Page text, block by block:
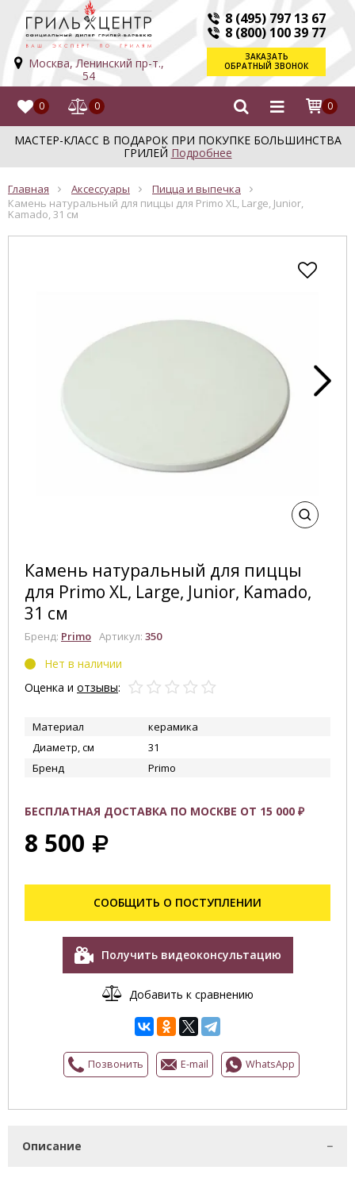
Москва, Ленинский пр-т.,
54
8 (495) 797 13 67
8 (800) 100 39 77
ЗАКАЗАТЬ
ОБРАТНЫЙ ЗВОНОК
0 0 0
МАСТЕР-КЛАСС В ПОДАРОК ПРИ ПОКУПКЕ БОЛЬШИНСТВА
ГРИЛЕЙ Подробнее
Главная Аксессуары
Пицца и выпечка
Камень натуральный для пиццы для Primo XL, Large, Junior,
Kamado, 31 см
Камень натуральный для пиццы
для Primo XL, Large, Junior, Kamado,
31 см
Бренд: Primo Артикул: 350
Нет в наличии
Оценка и отзывы:
Материал
керамика
Диаметр, см
31
Бренд
Primo
БЕСПЛАТНАЯ ДОСТАВКА ПО МОСКВЕ ОТ 15 000 ₽
8 500
СООБЩИТЬ О ПОСТУПЛЕНИИ
Получить видеоконсультацию
Добавить к сравнению
Позвонить E-mail WhatsApp
Описание